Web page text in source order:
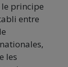
le principe
entre
les